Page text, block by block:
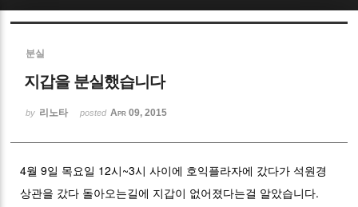
분실
지갑을 분실했습니다
by 리노타 posted Apr 09, 2015
4월 9일 목요일 12시~3시 사이에 호익플라자에 갔다가 석원경
상관을 갔다 돌아오는길에 지갑이 없어졌다는걸 알았습니다.
Sketchbook5, 스케치북5
Sketchbook5, 스케치북5